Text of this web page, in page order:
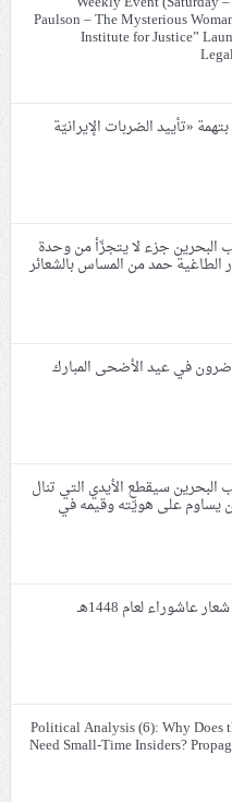
Paulson – The Mysterious
Institute for Justice”
12 شيعيًّا بتهمة «تأييد الضربات الإيرانيّة
جزء لا يتجزّأ من وحدة
الطاغية حمد من المساس بالشعائر
في عيد الأضحى المبارك
سيقطع الأيدي التي تنال
يساوم على هويّته وقيمه في
لعام 1448هـ
Political Analysis (6): Why Does
Need Small-Time Insiders?